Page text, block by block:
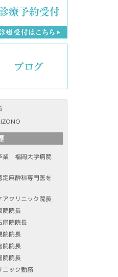
業 福岡大学病院
定麻酔科専門医を
アクリニック院長
院院長
屋院院長
院院長
院院長
院院長
ニック勤務